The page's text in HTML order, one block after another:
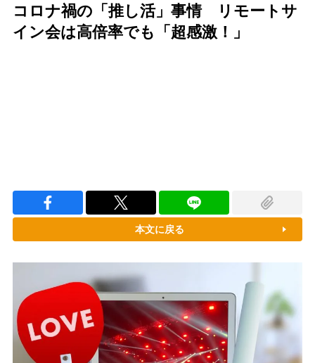
コロナ禍の「推し活」事情 リモートサ
イン会は高倍率でも「超感激！」
本文に戻る